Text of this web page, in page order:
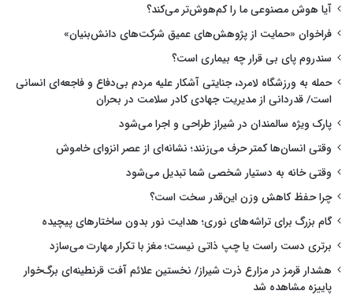
آیا هوش مصنوعی ما را کم‌هوش‌تر می‌کند؟
فراخوان «حمایت از پژوهش‌های عمیق شرکت‌های دانش‌بنیان»
سندروم پای بی قرار چه بیماری است؟
حمله به ورزشگاه لامرد، جنایتی آشکار علیه مردم بی‌دفاع و فاجعه‌ای انسانی
است/ قدردانی از مدیریت جهادی کادر سلامت در بحران
پارک ویژه سالمندان در شیراز طراحی و اجرا می‌شود
وقتی انسان‌ها کمتر حرف می‌زنند؛ نشانه‌ای از عصر انزوای خاموش
وقتی خانه به دستیار شخصی شما تبدیل می‌شود
چرا حفظ کاهش وزن این‌قدر سخت است؟
گام بزرگ برای تراشه‌های نوری؛ هدایت نور بدون ساختارهای پیچیده
برتری دست راست یا چپ ذاتی نیست؛ مغز با تکرار مهارت می‌سازد
هشدار قرمز در مزارع ذرت شیراز/ نخستین علائم آفت قرنطینه‌ای برگ‌خوار
پاییزه مشاهده شد